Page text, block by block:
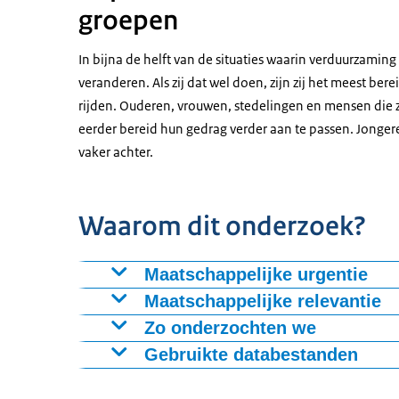
groepen
In bijna de helft van de situaties waarin
veranderen. Als zij dat wel doen, zijn zij het meest
rijden. Ouderen, vrouwen, stedelingen en mensen
eerder bereid hun gedrag verder aan te passen.
vaker achter.
Waarom dit onderzoek?
Maatschappelijke urgentie
De Nederlandse overheid heeft ambitieuze
voor een belangrijk deel af van
klimaatbeleid de levensstandaard onder
motiveert – en wat hen juist belemmert – is
Maatschappelijke relevantie
Dit onderzoek laat zien dat draagvlak voor
Financiële haalbaarheid, ervaren
sleutelrol. Door deze verschillen expliciet in
Zo onderzochten we
Het onderzoek combineert literatuurstudie,
Gebruikte databestanden